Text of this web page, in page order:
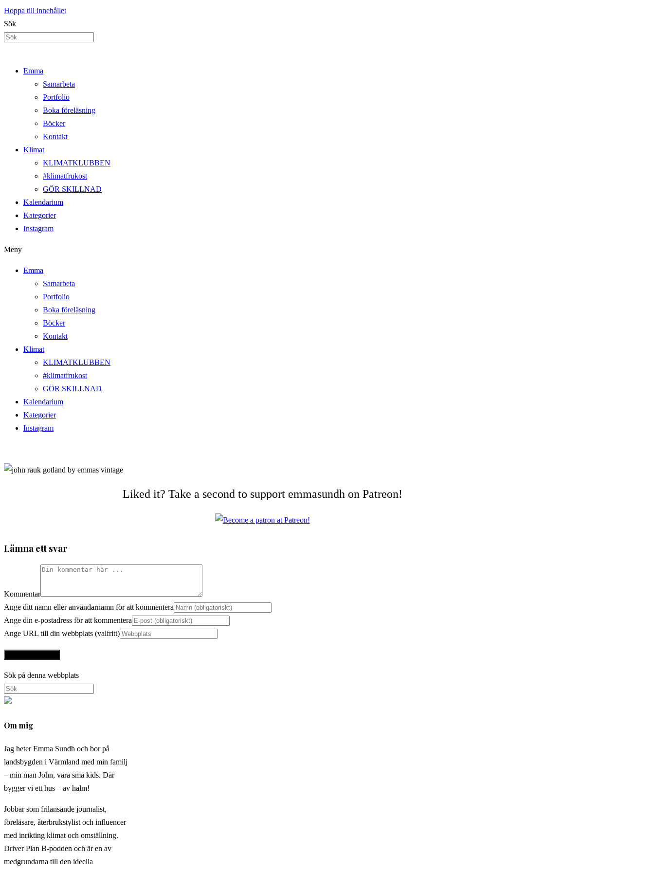
Hoppa till innehållet
Sök
Emma
Samarbeta
Portfolio
Boka föreläsning
Böcker
Kontakt
Klimat
KLIMATKLUBBEN
#klimatfrukost
GÖR SKILLNAD
Kalendarium
Kategorier
Instagram
Meny
Emma
Samarbeta
Portfolio
Boka föreläsning
Böcker
Kontakt
Klimat
KLIMATKLUBBEN
#klimatfrukost
GÖR SKILLNAD
Kalendarium
Kategorier
Instagram
Liked it? Take a second to support emmasundh on Patreon!
Lämna ett svar
Kommentar
Ange ditt namn eller användarnamn för att kommentera
Ange din e-postadress för att kommentera
Ange URL till din webbplats (valfritt)
Sök på denna webbplats
Om mig
Jag heter Emma Sundh och bor på
landsbygden i Värmland med min familj
– min man John, våra små kids. Där
bygger vi ett hus – av halm!
Jobbar som frilansande journalist,
föreläsare, återbrukstylist och influencer
med inrikting klimat och omställning.
Driver Plan B-podden och är en av
medgrundarna till den ideella